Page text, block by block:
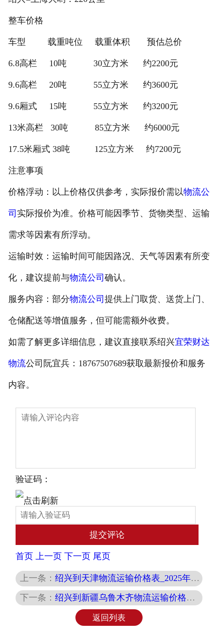
整车价格
车型 载重吨位 载重体积 预估总价
6.8高栏 10吨 30立方米 约2200元
9.6高栏 20吨 55立方米 约3600元
9.6厢式 15吨 55立方米 约3200元
13米高栏 30吨 85立方米 约6000元
17.5米厢式 38吨 125立方米 约7200元
注意事项
价格浮动：以上价格仅供参考，实际报价需以物流公
司 实际报价为准。价格可能因季节、货物类型、运输
需求等因素有所浮动。
运输时效：运输时间可能因路况、天气等因素有所变
化，建议提前与物流公司 确认。
服务内容：部分物流公司 提供上门取货、送货上门、
仓储配送等增值服务，但可能需额外收费。
如需了解更多详细信息，建议直接联系绍兴宜荣财达
物流公司阮宜兵：18767507689获取最新报价和服务
内容。
验证码：
首页 上一页 下一页 尾页
上一条： 绍兴到天津物流运输价格表_2025年最新报价_整车零担专线
下一条： 绍兴到新疆乌鲁木齐物流运输价格详解 | 专业物流报价与服务
返回列表